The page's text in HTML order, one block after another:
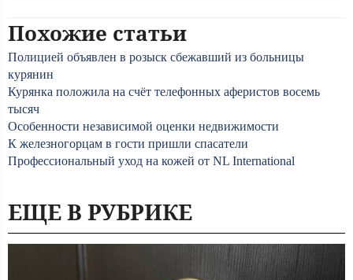
Похожие статьи
Полицией объявлен в розыск сбежавший из больницы
курянин
Курянка положила на счёт телефонных аферистов восемь
тысяч
Особенности независимой оценки недвижимости
К железногорцам в гости пришли спасатели
Профессиональный уход на кожей от NL International
ЕЩЕ В РУБРИКЕ